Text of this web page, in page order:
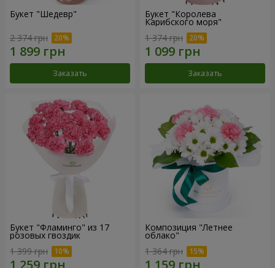
Букет "Шедевр"
2 374 грн
Заказать
Букет "Королева
Карибского моря"
1 374 грн
Заказать
Букет "Фламинго" из 17
розовых гвоздик
1 399 грн
Композиция "Летнее
облако"
1 364 грн